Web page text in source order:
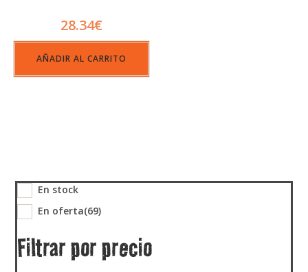
28.34€
AÑADIR AL CARRITO
En stock
En oferta(69)
Filtrar por precio